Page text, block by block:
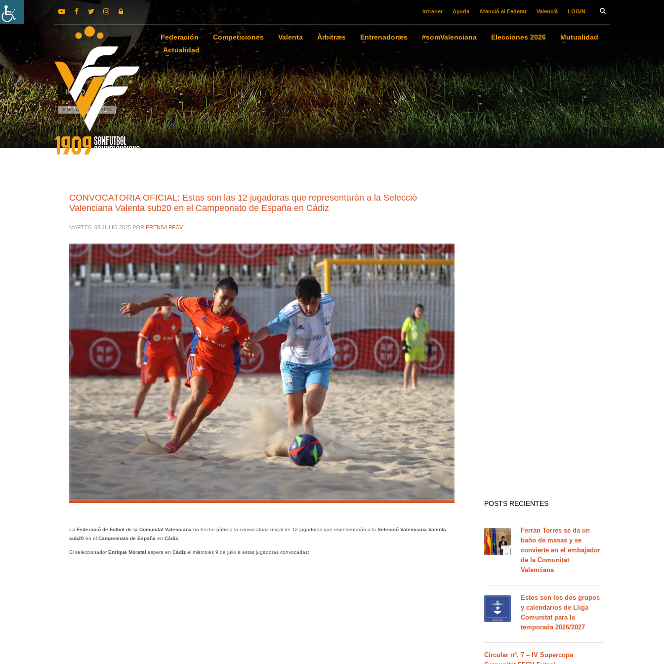
Intranet Ayuda Atenció al Federat Valencià LOGIN
Federación Competiciones Valenta Àrbitræs Entrenadoræs #somValenciana Elecciones 2026
Mutualidad
Actualidad
INICIO
8 de agosto de 2026
CONVOCATORIA OFICIAL: Estas son las 12 jugadoras que representarán a la Selecció
Valenciana Valenta sub20 en el Campeonato de España en Cádiz
MARTES, 08 JULIO 2025 POR PRENSA FFCV
La Federació de Futbol de la Comunitat Valenciana ha hecho pública la convocatoria oficial de 12 jugadoras que representarán a la Selecció Valenciana Valenta
sub20 en el Campeonato de España en Cádiz.
El seleccionadorEnrique Moratal espera en Cádizel miércoles 9 de julio a estas jugadoras convocadas:
POSTS RECIENTES
Ferran Torres se da un
baño de masas y se
convierte en el embajador
de la Comunitat
Valenciana
Estos son los dos grupos
y calendarios de Lliga
Comunitat para la
temporada 2026/2027
Circular nº. 7 – IV Supercopa